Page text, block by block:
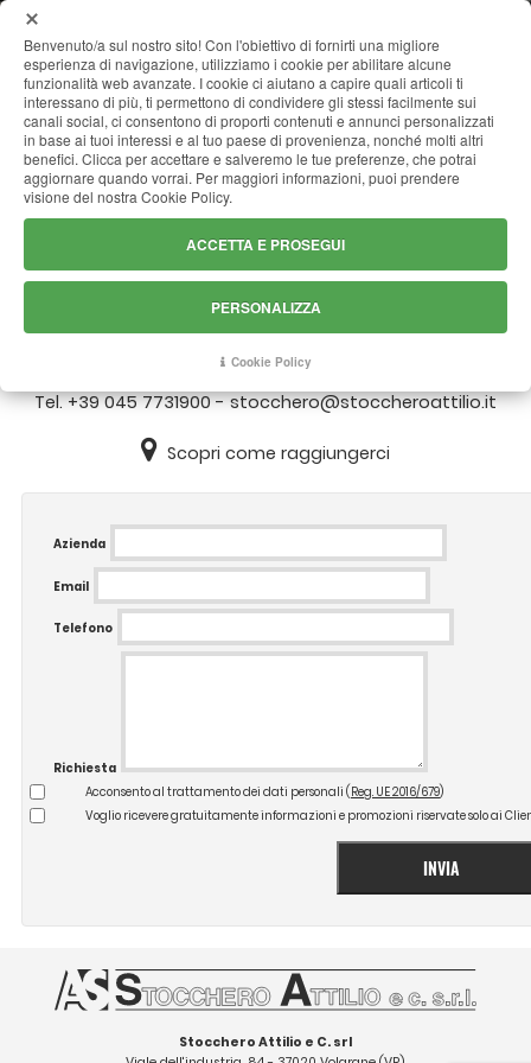
CONTATTI
STOCCHERO ATTILIO
Viale dell'industria, 84 - 37020 Volargne (VR)
Tel.+39 045 7731900-stocchero@stoccheroattilio.it
Scopri come raggiungerci
Azienda
Email
Telefono
Richiesta
Acconsento al trattamento dei dati personali ( Reg. UE 2016/679)
Voglio ricevere gratuitamente informazioni e promozioni riservate solo ai
INVIA
Stocchero Attilio e C. srl
Benvenuto/a sul nostro sito! Con l'obiettivo di fornirti una migliore
esperienza di navigazione, utilizziamo i cookie per abilitare alcune
funzionalità web avanzate. I cookie ci aiutano a capire quali articoli ti
interessano di più, ti permettono di condividere gli stessi facilmente sui
canali social, ci consentono di proporti contenuti e annunci personalizzati
in base ai tuoi interessi e al tuo paese di provenienza, nonché molti altri
benefici. Clicca per accettare e salveremo le tue preferenze, che potrai
aggiornare quando vorrai. Per maggiori informazioni, puoi prendere
visione del nostra Cookie Policy.
ACCETTA E PROSEGUI
PERSONALIZZA
Cookie Policy